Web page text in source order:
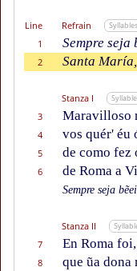
Line Refrain Syllables
1
Sempre seja
2
Santa
Stanza I
3 Maravilloso
4
vos quér' éu
5
de como
6
de Roma a
Sempre seja
Stanza II
7 En Roma
8
que ũa dona